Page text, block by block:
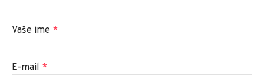
Vaše ime *
E-mail *